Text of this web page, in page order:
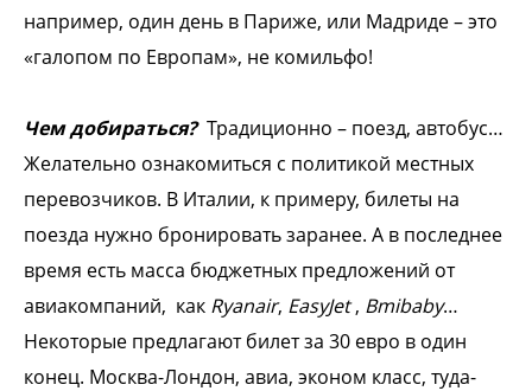
например, один день в Париже, или Мадриде – это
«галопом по Европам», не комильфо!
Чем добираться? Традиционно – поезд, автобус…
Желательно ознакомиться с политикой местных
перевозчиков. В Италии, к примеру, билеты на
поезда нужно бронировать заранее. А в последнее
время есть масса бюджетных предложений от
авиакомпаний, как Ryanair, EasyJet, Bmibaby…
Некоторые предлагают билет за 30 евро в один
конец. Москва-Лондон, авиа, эконом класс, туда-